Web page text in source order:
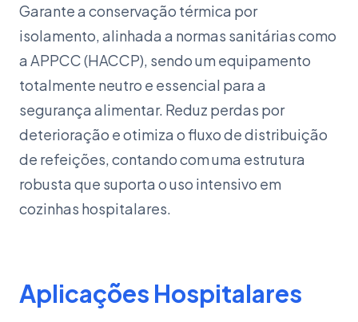
Garante a conservação térmica por
isolamento, alinhada a normas sanitárias como
a APPCC (HACCP), sendo um equipamento
totalmente neutro e essencial para a
segurança alimentar. Reduz perdas por
deterioração e otimiza o fluxo de distribuição
de refeições, contando com uma estrutura
robusta que suporta o uso intensivo em
cozinhas hospitalares.
Aplicações Hospitalares